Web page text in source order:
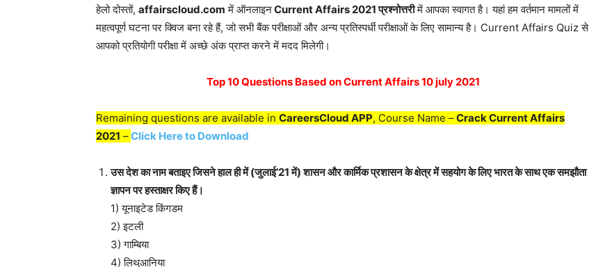
हेलो दोस्तों, affairscloud.com में ऑनलाइनCurrent Affairs 2021 प्रश्नोत्तरीमें आपका स्वागत है। यहां हम वर्तमान मामलों में
महत्वपूर्ण घटना पर क्विज बना रहे हैं, जो सभी बैंक परीक्षाओं और अन्य प्रतिस्पर्धी परीक्षाओं के लिए सामान्य है। Current Affairs Quiz से
आपको प्रतियोगी परीक्षा में अच्छे अंक प्राप्त करने में मदद मिलेगी।
Top 10 Questions Based on Current Affairs 10 july 2021
Remaining questions are available in CareersCloud APP, Course Name –Crack Current Affairs
2021 –Click Here to Download
उस देश का नाम बताइए जिसने हाल ही में (जुलाई’21 में) शासन और कार्मिक प्रशासन के क्षेत्र में सहयोग के लिए भारत के साथ एक समझौता
ज्ञापन पर हस्ताक्षर किए हैं।
1) यूनाइटेड किंगडम
2) इटली
3) गाम्बिया
4) लिथुआनिया